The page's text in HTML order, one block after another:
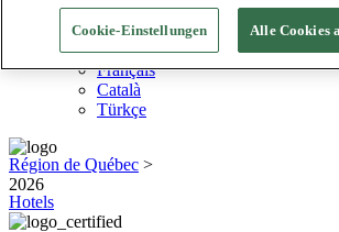
English
Español
Português
Français
Català
Türkçe
2026
Région de Québec >
Hotels
Cookie-Einstellungen Alle Cookies